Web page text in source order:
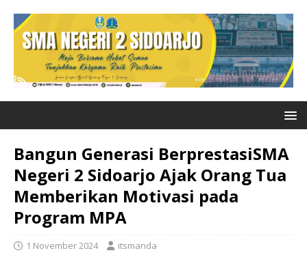
Bangun Generasi BerprestasiSMA
Negeri 2 Sidoarjo Ajak Orang Tua
Memberikan Motivasi pada
Program MPA
1 November 2024 itsmanda